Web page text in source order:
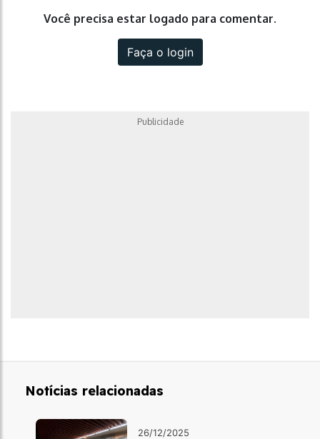
Você precisa estar logado para comentar.
Faça o login
Publicidade
Notícias relacionadas
26/12/2025